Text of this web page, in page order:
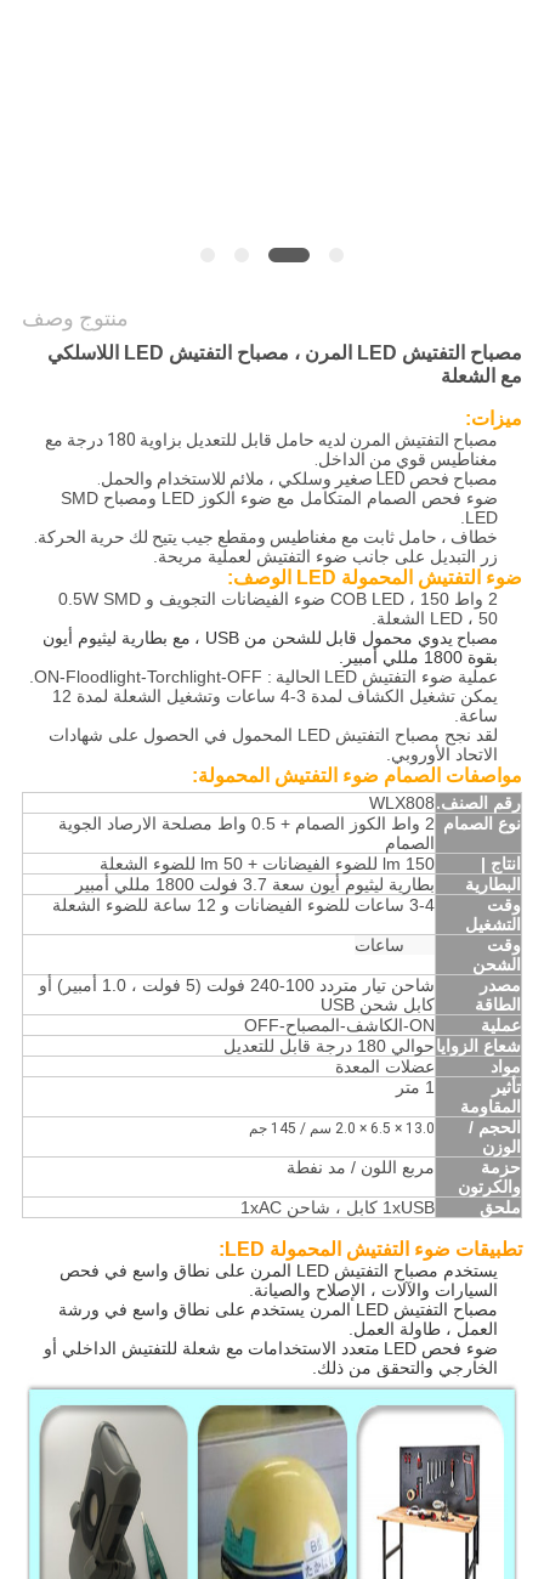
منتوج وصف
مصباح التفتيش LED المرن ، مصباح التفتيش LED اللاسلكي
مع الشعلة
ميزات:
مصباح التفتيش المرن لديه حامل قابل للتعديل بزاوية 180 درجة مع
مغناطيس قوي من الداخل.
مصباح فحص LED صغير وسلكي ، ملائم للاستخدام والحمل.
ضوء فحص الصمام المتكامل مع ضوء الكوز LED ومصباح SMD
LED.
خطاف ، حامل ثابت مع مغناطيس ومقطع جيب يتيح لك حرية الحركة.
زر التبديل على جانب ضوء التفتيش لعملية مريحة.
ضوء التفتيش المحمولة LED الوصف:
2 واط COB LED ، 150 ضوء الفيضانات التجويف و 0.5W SMD
LED ، 50 الشعلة.
مصباح يدوي محمول قابل للشحن من USB ،
مع بطارية ليثيوم أيون
بقوة 1800 مللي أمبير.
عملية ضوء التفتيش LED
الحالية : ON-Floodlight-Torchlight-OFF.
يمكن تشغيل الكشاف لمدة 3-4 ساعات وتشغيل الشعلة لمدة 12
ساعة.
لقد نجح مصباح التفتيش LED المحمول في الحصول على شهادات
الاتحاد الأوروبي.
مواصفات الصمام ضوء التفتيش المحمولة:
رقم الصنف.WLX808
نوع الصمام
2 واط الكوز الصمام + 0.5 واط مصلحة الارصاد الجوية
الصمام
انتاج |
150 lm للضوء الفيضانات + 50 lm للضوء الشعلة
البطارية
بطارية ليثيوم أيون سعة 3.7 فولت 1800 مللي أمبير
وقت
التشغيل
3-4 ساعات للضوء الفيضانات و 12 ساعة للضوء الشعلة
وقت
الشحن
مصدر
الطاقة
شاحن تيار متردد 100-240 فولت (5 فولت ، 1.0 أمبير) أو
كابل شحن USB
عملية
ON-الكاشف-المصباح-OFF
شعاع الزواياحوالي 180 درجة قابل للتعديل
مواد
عضلات المعدة
تأثير
المقاومة
1 متر
الحجم /
الوزن
13.0 × 6.5 × 2.0 سم / 145 جم
حزمة
والكرتون
مربع اللون / مد نفطة
ملحق 1xUSB كابل ، شاحن 1xAC
تطبيقات ضوء التفتيش المحمولة LED:
يستخدم مصباح التفتيش LED المرن على نطاق واسع في فحص
السيارات والآلات ، الإصلاح والصيانة.
مصباح التفتيش LED المرن يستخدم على نطاق واسع في ورشة
العمل ، طاولة العمل.
ضوء فحص LED
متعدد الاستخدامات مع شعلة للتفتيش الداخلي أو
الخارجي والتحقق من ذلك.